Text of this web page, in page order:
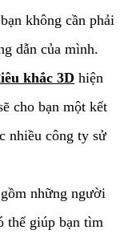
không cần phải
dẫn của mình.
khắc 3D hiện
cho bạn một kết
nhiều công ty sử
những người
thể giúp bạn tìm